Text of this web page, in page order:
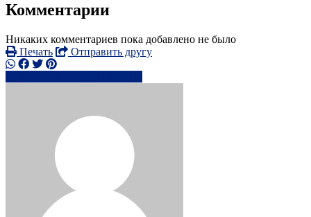
Комментарии
Никаких комментариев пока добавлено не было
Печать
Отправить другу